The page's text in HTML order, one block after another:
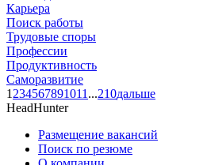
Карьера
Поиск работы
Трудовые споры
Профессии
Продуктивность
Саморазвитие
1 234567891011 ...210дальше
HeadHunter
Размещение вакансий
Поиск по резюме